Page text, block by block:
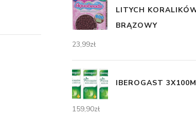
LITYCH
BRĄZOWY
23,99zł
IBEROGAST
159,90zł